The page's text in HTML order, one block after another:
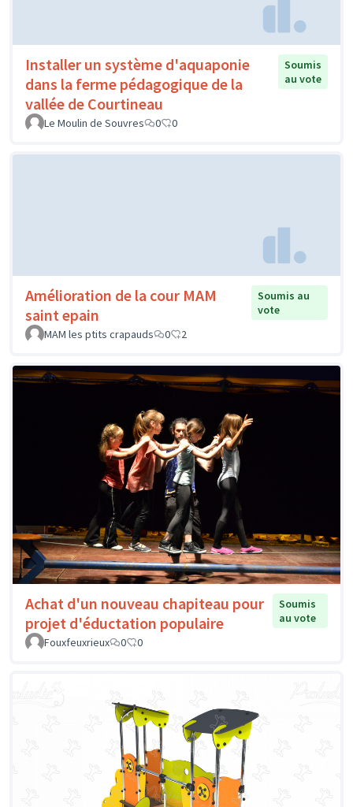
Installer un système d'aquaponie
dans la ferme pédagogique de la
vallée de Courtineau
Soumis
au vote
Le Moulin de Souvres 0 0
Amélioration de la cour MAM
saint epain
Soumis au
vote
MAM les ptits crapauds
0 2
Achat d'un nouveau chapiteau pour
projet d'éductation populaire
Soumis
au vote
Fouxfeuxrieux
0 0